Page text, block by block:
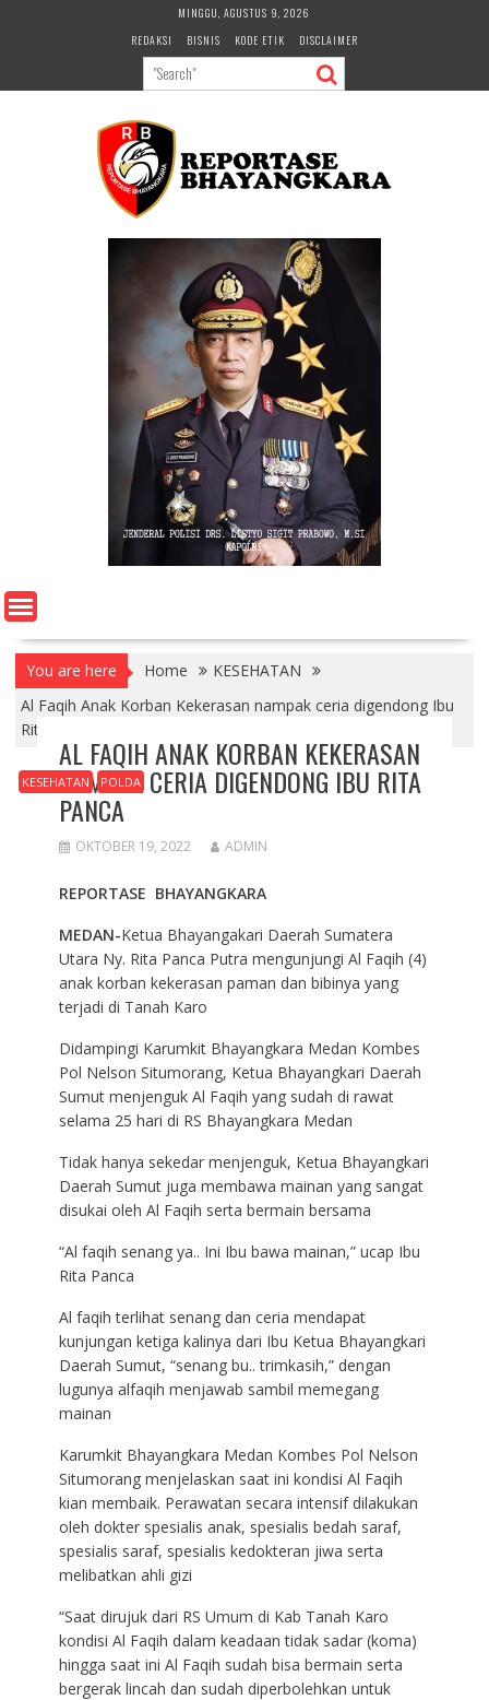
MINGGU, AGUSTUS 9, 2026
REDAKSI
BISNIS KODE ETIK DISCLAIMER
You are here Home
KESEHATAN
Al Faqih Anak Korban Kekerasan nampak ceria digendong Ibu
Rita Panca
KESEHATAN POLDA
AL FAQIH ANAK KORBAN KEKERASAN
NAMPAK CERIA DIGENDONG IBU RITA
PANCA
OKTOBER 19, 2022 ADMIN
REPORTASE BHAYANGKARA
MEDAN-Ketua Bhayangakari Daerah Sumatera
Utara Ny. Rita Panca Putra mengunjungi Al Faqih (4)
anak korban kekerasan paman dan bibinya yang
terjadi di Tanah Karo
Didampingi Karumkit Bhayangkara Medan Kombes
Pol Nelson Situmorang, Ketua Bhayangkari Daerah
Sumut menjenguk Al Faqih yang sudah di rawat
selama 25 hari di RS Bhayangkara Medan
Tidak hanya sekedar menjenguk, Ketua Bhayangkari
Daerah Sumut juga membawa mainan yang sangat
disukai oleh Al Faqih serta bermain bersama
“Al faqih senang ya.. Ini Ibu bawa mainan,” ucap Ibu
Rita Panca
Al faqih terlihat senang dan ceria mendapat
kunjungan ketiga kalinya dari Ibu Ketua Bhayangkari
Daerah Sumut, “senang bu.. trimkasih,” dengan
lugunya alfaqih menjawab sambil memegang
mainan
Karumkit Bhayangkara Medan Kombes Pol Nelson
Situmorang menjelaskan saat ini kondisi Al Faqih
kian membaik. Perawatan secara intensif dilakukan
oleh dokter spesialis anak, spesialis bedah saraf,
spesialis saraf, spesialis kedokteran jiwa serta
melibatkan ahli gizi
“Saat dirujuk dari RS Umum di Kab Tanah Karo
kondisi Al Faqih dalam keadaan tidak sadar (koma)
hingga saat ini Al Faqih sudah bisa bermain serta
bergerak lincah dan sudah diperbolehkan untuk